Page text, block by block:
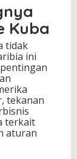
Kuba
tidak
ini
tekanan
terkait
aturan